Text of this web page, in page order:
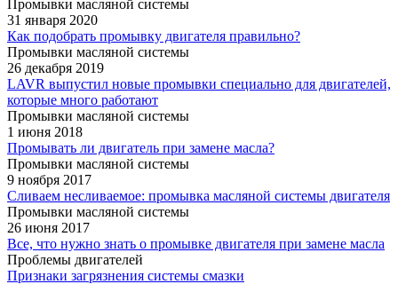
Промывки масляной системы
31 января 2020
Как подобрать промывку двигателя правильно?
Промывки масляной системы
26 декабря 2019
LAVR выпустил новые промывки специально для двигателей,
которые много работают
Промывки масляной системы
1 июня 2018
Промывать ли двигатель при замене масла?
Промывки масляной системы
9 ноября 2017
Сливаем несливаемое: промывка масляной системы двигателя
Промывки масляной системы
26 июня 2017
Все, что нужно знать о промывке двигателя при замене масла
Проблемы двигателей
Признаки загрязнения системы смазки